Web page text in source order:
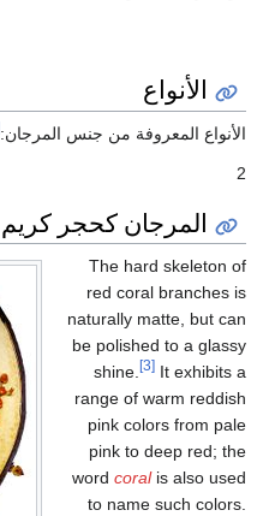
الأنواع
الأنواع المعروفة من جنس المرجان:
2
المرجان كحجر كريم
The hard skeleton of
red coral branches is
naturally matte, but can
be polished to a glassy
shine.
[3] It exhibits a
range of warm reddish
pink colors from pale
pink to deep red; the
word coralis also used
to name such colors.